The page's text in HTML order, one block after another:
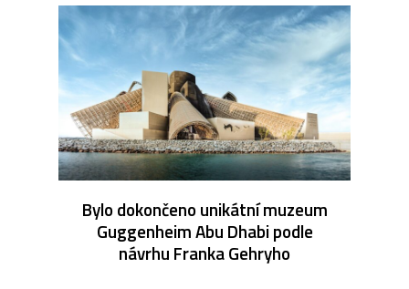
Bylo dokončeno unikátní muzeum
Guggenheim Abu Dhabi podle
návrhu Franka Gehryho